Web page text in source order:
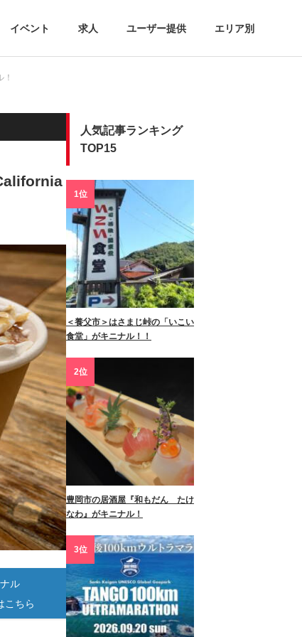
イベント 求人 ユーザー提供 エリア別
ル
こちら
人気記事ランキング
TOP15
1位
＜養父市＞はさまじ峠の「いこい
食堂」がキニナル！！
2位
豊岡市の居酒屋『和もだん たけ
なわ』がキニナル！
3位